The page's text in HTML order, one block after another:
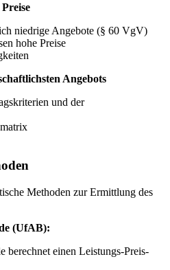
niedrige Angebote (§ 60 VgV)
hohe Preise
Angebots
und der
Methoden zur Ermittlung des
(UfAB):
berechnet einen Leistungs-Preis-